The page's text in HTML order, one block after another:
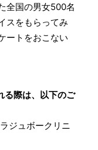
全国の男女500名
スをもらってみ
ートをおこない
る際は、以下のご
ジュボークリニ